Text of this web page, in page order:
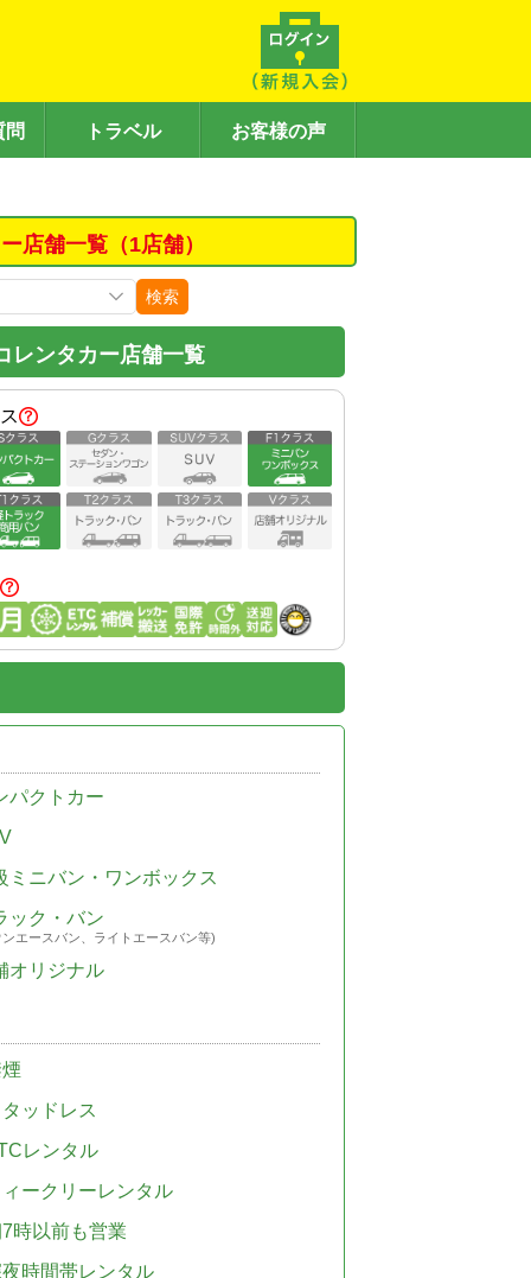
問 トラベル お客様の声
店舗一覧（1店舗）
検索
レンタカー店舗一覧
パクトカー
ミニバン・ワンボックス
ック・バン
エースバン、ライトエースバン等)
オリジナル
ッドレス
レンタル
ークリーレンタル
時以前も営業
時間帯レンタル